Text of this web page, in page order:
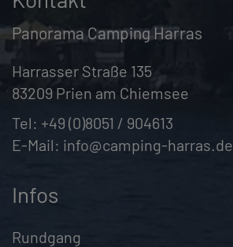
Panorama Camping Harras
Harrasser Straße 135
83209 Prien am Chiemsee
Tel: +49 (0)8051 / 904613
E-Mail: info@camping-harras.de
Infos
Rundgang